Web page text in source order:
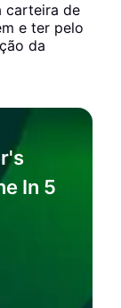
carteira de
e ter pelo
da
In 5